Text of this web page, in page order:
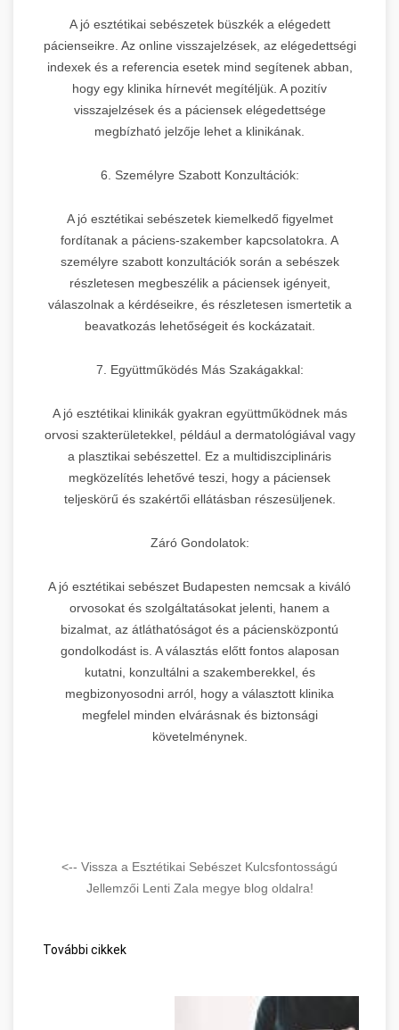
A jó esztétikai sebészetek büszkék a elégedett
pácienseikre. Az online visszajelzések, az elégedettségi
indexek és a referencia esetek mind segítenek abban,
hogy egy klinika hírnevét megítéljük. A pozitív
visszajelzések és a páciensek elégedettsége
megbízható jelzője lehet a klinikának.
6. Személyre Szabott Konzultációk:
A jó esztétikai sebészetek kiemelkedő figyelmet
fordítanak a páciens-szakember kapcsolatokra. A
személyre szabott konzultációk során a sebészek
részletesen megbeszélik a páciensek igényeit,
válaszolnak a kérdéseikre, és részletesen ismertetik a
beavatkozás lehetőségeit és kockázatait.
7. Együttműködés Más Szakágakkal:
A jó esztétikai klinikák gyakran együttműködnek más
orvosi szakterületekkel, például a dermatológiával vagy
a plasztikai sebészettel. Ez a multidiszciplináris
megközelítés lehetővé teszi, hogy a páciensek
teljeskörű és szakértői ellátásban részesüljenek.
Záró Gondolatok:
A jó esztétikai sebészet Budapesten nemcsak a kiváló
orvosokat és szolgáltatásokat jelenti, hanem a
bizalmat, az átláthatóságot és a páciensközpontú
gondolkodást is. A választás előtt fontos alaposan
kutatni, konzultálni a szakemberekkel, és
megbizonyosodni arról, hogy a választott klinika
megfelel minden elvárásnak és biztonsági
követelménynek.
<-- Vissza a Esztétikai Sebészet Kulcsfontosságú
Jellemzői Lenti Zala megye blog oldalra!
További cikkek